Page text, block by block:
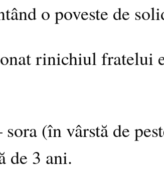
o poveste de
rinichiul fratelui ei
(în vârstă de
de 3 ani.